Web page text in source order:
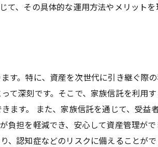
、その具体的な運用方法やメリットを
す。特に、資産を次世代に引き継ぐ際
て深刻です。そこで、家族信託を利用
ます。 また、家族信託を通じて、受
負担を軽減でき、安心して資産管理が
、認知症などのリスクに備えることが